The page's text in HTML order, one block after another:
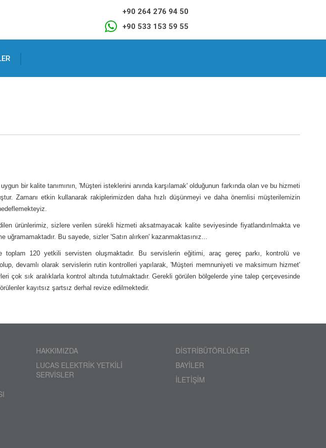
+90 264 276 94 50
+90 533 153 59 55
bir kalite tanımının, 'Müşteri isteklerini anında karşılamak' olduğunun farkında olan ve bu hizmeti
Zamanı etkin kullanarak rakiplerimizden daha hızlı düşünmeyi ve daha önemlisi müşterilemizin
ürünlerimiz, sizlere verilen sürekli hizmeti aksatmayacak kalite seviyesinde fiyatlandırılmakta ve
uğramamaktadır. Bu sayede, sizler 'Satın alırken' kazanmaktasınız...
120 yetkili servisten oluşmaktadır. Bu servislerin eğitimi, araç gereç parkı, kontrolü ve
devamlı olarak servislerin rutin kontrolleri yapılarak, 'Müşteri memnuniyeti ve maksimum hizmet'
çok sık aralıklarla kontrol altında tutulmaktadır. Gerekli görülen bölgelerde yine talep çerçevesinde
kayıtsız şartsız derhal revize edilmektedir.
HAKKIMIZDA
DİSTRİBÜTÖRLÜKLER
LUCAS ELEKTRİK YETKİLİ
SERVİSLER
BAYİLER
İLETİŞİM